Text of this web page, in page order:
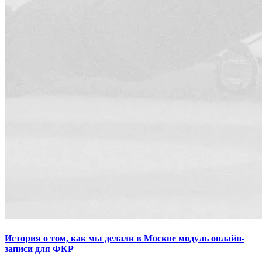
История о том, как мы делали в Москве модуль онлайн-
записи для ФКР